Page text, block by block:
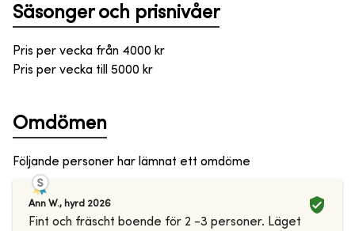
Säsonger och prisnivåer
Pris per vecka från 4000 kr
Pris per vecka till
5000 kr
Omdömen
Följande personer har lämnat ett omdöme
Ann W., hyrd 2026
Fint och fräscht boende för 2 -3 personer. Läget